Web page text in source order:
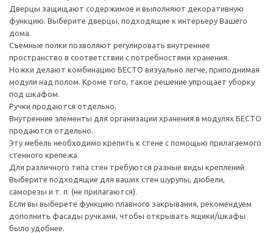
Дверцы защищают содержимое и выполняют декоративную
функцию. Выберите дверцы, подходящие к интерьеру Вашего
дома.
Съемные полки позволяют регулировать внутреннее
пространство в соответствии с потребностями хранения.
Ножки делают комбинацию БЕСТО визуально легче, приподнимая
модули над полом. Кроме того, такое решение упрощает уборку
под шкафом.
Ручки продаются отдельно.
Внутренние элементы для организации хранения в модулях БЕСТО
продаются отдельно.
Эту мебель необходимо крепить к стене с помощью прилагаемого
стенного крепежа.
Для различного типа стен требуются разные виды креплений.
Выберите подходящие для ваших стен шурупы, дюбели,
саморезы и т. п. (не прилагаются).
Если вы выберете функцию плавного закрывания, рекомендуем
дополнить фасады ручками, чтобы открывать ящики/шкафы
было удобнее.